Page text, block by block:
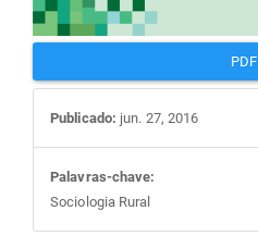
PDF
Publicado: jun. 27, 2016
Palavras-chave:
Sociologia Rural